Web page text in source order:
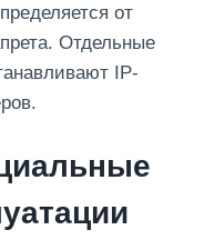
от
Отдельные
IP-